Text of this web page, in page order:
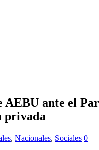
AEBU ante el
privada
, Nacionales, Sociales 0